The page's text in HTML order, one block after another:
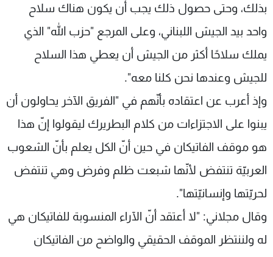
بذلك، وحتى حصول ذلك يجب أن يكون هناك سلاح
واحد بيد الجيش اللبناني، وعلى المرجع "حزب الله" الذي
يملك سلاحًا أكثر من الجيش أن يعطي هذا السلاح
للجيش وعندها نحن كلنا معه".
وإذ أعرب عن اعتقاده بأنّهم في "الفريق الآخر يحاولون أن
يبنوا على الاجتزاءات من كلام البطريرك ليقولوا إنّ هذا
هو موقف الفاتيكان في حين أنّ الكل يعلم بأنّ الشعوب
العربيّة تنتفض لأنّها شبعت ظلم وفرض وهي تنتفض
لحريّتها وإنسانيّتها".
وقال مجلاني: "لا أعتقد أنّ الآراء المنسوبة للفاتيكان هي
له ولننتظر الموقف الحقيقي والواضح من الفاتيكان